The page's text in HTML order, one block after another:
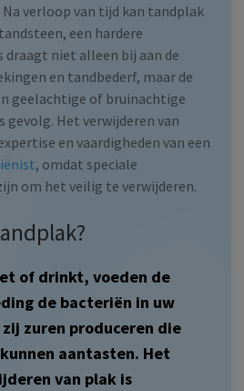
verloop van tijd kan tandplak
een hardere
niet alleen bij aan de
en tandbederf, maar de
geelachtige of bruinachtige
Het verwijderen van
en vaardigheden van een
, omdat speciale
om het veilig te verwijderen.
of drinkt, voeden de
de bacteriën in uw
zuren produceren die
aantasten. Het
van plak is